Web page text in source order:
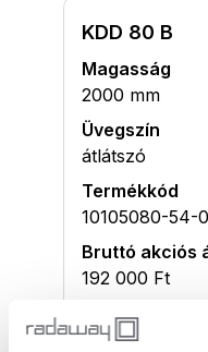
KDD 80 B
Magasság
2000 mm
Üvegszín
átlátszó
Termékkód
10105080-54-
Bruttó akciós
192 000 Ft